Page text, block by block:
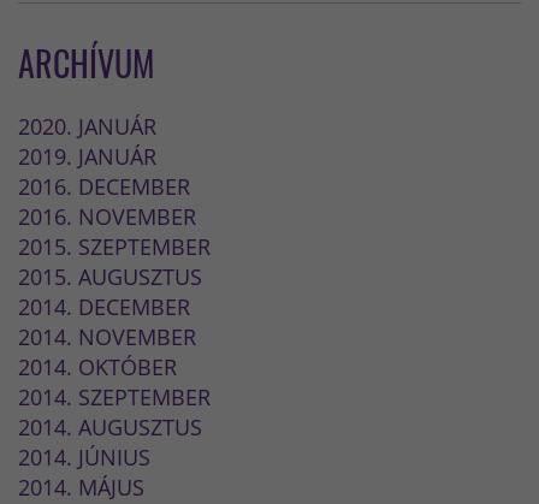
ARCHÍVUM
2020. JANUÁR
2019. JANUÁR
2016. DECEMBER
2016. NOVEMBER
2015. SZEPTEMBER
2015. AUGUSZTUS
2014. DECEMBER
2014. NOVEMBER
2014. OKTÓBER
2014. SZEPTEMBER
2014. AUGUSZTUS
2014. JÚNIUS
2014. MÁJUS